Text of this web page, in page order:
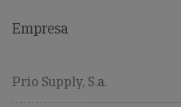
Empresa
Prio Supply, S.a.